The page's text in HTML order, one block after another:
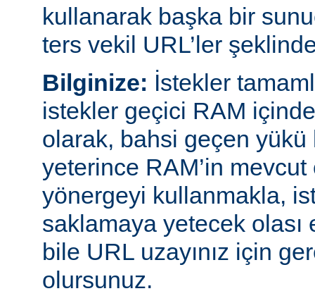
kullanarak başka bir
ters vekil URL’ler
Bilginize: İstekler
istekler geçici RAM
olarak, bahsi geçen yükü
yeterince RAM’in mevcut
yönergeyi kullanmakla,
saklamaya yetecek olası
bile URL uzayınız için
olursunuz.